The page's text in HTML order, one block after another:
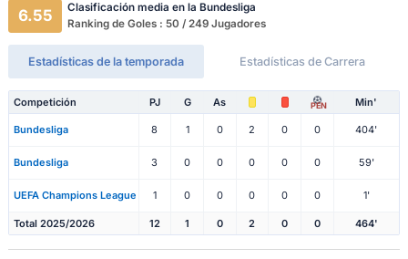
6.55
Clasificación media en la Bundesliga
Ranking de Goles : 50 / 249 Jugadores
Estadísticas de la temporada Estadísticas de Carrera
Competición PJ G As PEN Min'
Bundesliga 8 1 0 2 0 0 404'
Bundesliga 3 0 0 0 0 0 59'
UEFA Champions League 1 0 0 0 0 0 1'
Total 2025/2026 12 1 0 2 0 0 464'